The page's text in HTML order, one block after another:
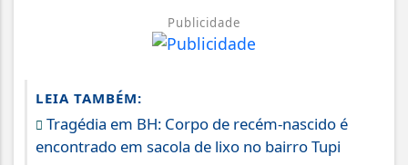
Publicidade
LEIA TAMBÉM:
Tragédia em BH: Corpo de recém-nascido é
encontrado em sacola de lixo no bairro Tupi